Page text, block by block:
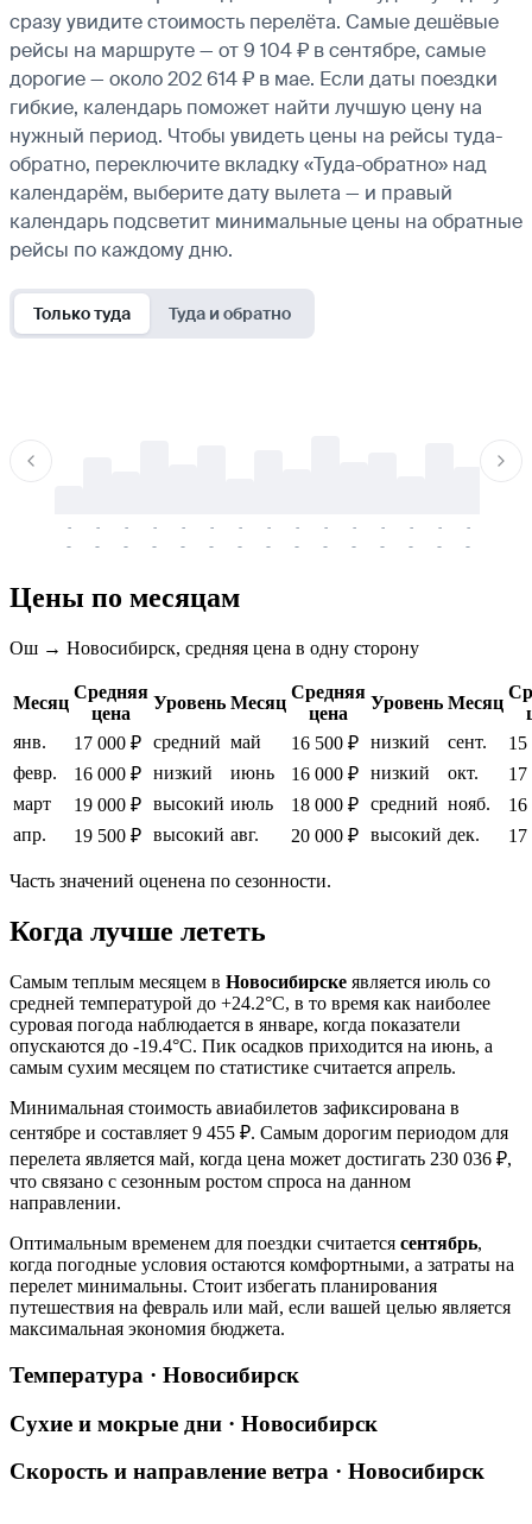
сразу увидите стоимость перелёта. Самые дешёвые
рейсы на маршруте — от 9 104 ₽ в сентябре, самые
дорогие — около 202 614 ₽ в мае. Если даты поездки
гибкие, календарь поможет найти лучшую цену на
нужный период. Чтобы увидеть цены на рейсы туда-
обратно, переключите вкладку «Туда-обратно» над
календарём, выберите дату вылета — и правый
календарь подсветит минимальные цены на обратные
рейсы по каждому дню.
Только туда Туда и обратно
-
-
-
-
-
-
-
-
-
-
-
-
-
-
-
-
-
-
-
-
-
-
-
-
-
-
-
-
-
-
Цены по месяцам
Ош → Новосибирск, средняя цена в одну сторону
Месяц
Средняя
цена
Уровень Месяц
Средняя
цена
Уровень Месяц
янв.
17 000 ₽ средний май 16 500 ₽ низкий сент.
15
февр.
16 000 ₽ низкий июнь 16 000 ₽ низкий окт.
17
март
19 000 ₽ высокий июль 18 000 ₽ средний нояб.
16
апр.
19 500 ₽ высокий авг. 20 000 ₽ высокий дек. 17
Часть значений оценена по сезонности.
Когда лучше лететь
Самым теплым месяцем в Новосибирске является июль со
средней температурой до +24.2°C, в то время как наиболее
суровая погода наблюдается в январе, когда показатели
опускаются до -19.4°C. Пик осадков приходится на июнь, а
самым сухим месяцем по статистике считается апрель.
Минимальная стоимость авиабилетов зафиксирована в
сентябре и составляет 9 455 ₽. Самым дорогим периодом для
перелета является май, когда цена может достигать 230 036 ₽,
что связано с сезонным ростом спроса на данном
направлении.
Оптимальным временем для поездки считается сентябрь,
когда погодные условия остаются комфортными, а затраты на
перелет минимальны. Стоит избегать планирования
путешествия на февраль или май, если вашей целью является
максимальная экономия бюджета.
Температура · Новосибирск
Сухие и мокрые дни · Новосибирск
Скорость и направление ветра · Новосибирск